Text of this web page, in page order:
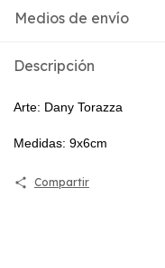
Medios de envío
Descripción
Arte: Dany Torazza
Medidas: 9x6cm
Compartir